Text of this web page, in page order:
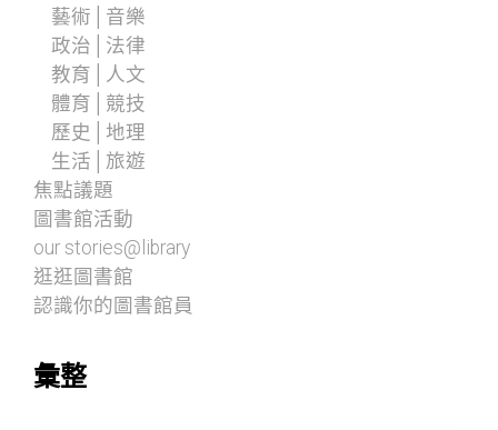
藝術│音樂
政治│法律
教育│人文
體育│競技
歷史│地理
生活│旅遊
焦點議題
圖書館活動
our stories@library
逛逛圖書館
認識你的圖書館員
彙整